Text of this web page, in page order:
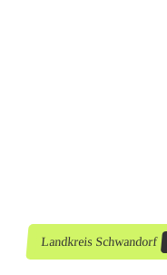
n
Landkreis Schwandorf